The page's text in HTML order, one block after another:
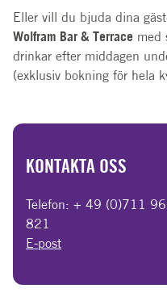
Eller vill du bjuda dina
Wolfram Bar & Terrace med
drinkar efter middagen
(exklusiv bokning för hela
KONTAKTA OSS
Telefon: + 49 (0)711
821
E-post